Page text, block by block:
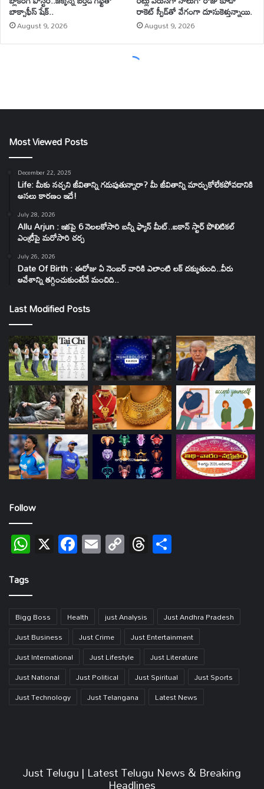
Most Viewed Posts
December 22, 2025
Life: మీకు నచ్చని జీవితాన్ని గడుపుతున్నారా? మీ జీవితాన్ని మార్చుకోలేకపోవడానికి
అసలు కారణం ఇదే!
July 28, 2026
Allu Arjun : ఇకపై 6 నెలలకోసారి బన్నీ ఫ్యాన్ మీట్..ఐకాన్ స్టార్ పొలిటికల్
ఎంట్రీపై మరోసారి చర్చ
July 26, 2026
Date Of Birth : ఈరోజు ఏ నెంబర్ వారికి ఎలాంటి లక్ దక్కుతుంది..వీరు
ఆవేశాన్ని తగ్గించుకుంటేనే మంచిది..
Last Modified Posts
Follow
WhatsApp
X Facebook
EmailCopy
Link
Threads
Tags
Bigg Boss Health just Analysis
Just Andhra Pradesh
Just Business
Just Crime
Just Entertainment
Just International
Just Lifestyle
Just Literature
Just National
Just Political Just Spiritual
Just Sports
Just Technology
Just Telangana Latest News
Just Telugu | Latest Telugu News & Breaking